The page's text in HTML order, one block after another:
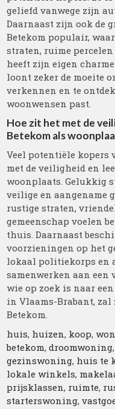
geliefd vanwege zijn
Daarnaast zijn ook de
Betekom populair,
straten, ruime
heeft zijn eigen
loont zeker de moeite
verkennen en te
woonwensen past.
Hoe zit het met de
Betekom als
Veel potentiële kopers
met de veiligheid en
woonplaats. Gelukkig
veilige en aangename
rustige straten,
gemeenschap voelen
thuis. Daarnaast
voorzieningen op het
lokaal politiekorps en
samenwerken aan een
wie op zoek is naar
in Vlaams-Brabant,
Betekom.
huis, huizen, koop,
betekom,droomwoning
gezinswoning, huis te
lokale winkels,
prijsklassen, ruimte,
starterswoning,